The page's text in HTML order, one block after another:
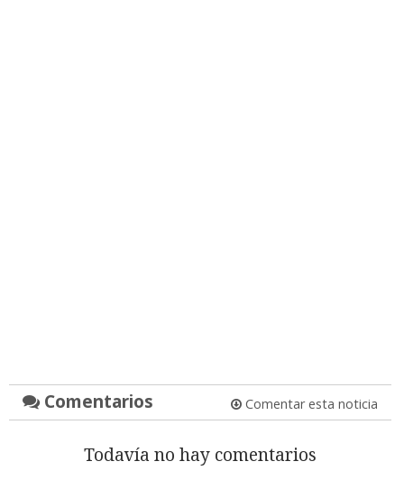
Comentarios Comentar esta noticia
Todavía no hay comentarios